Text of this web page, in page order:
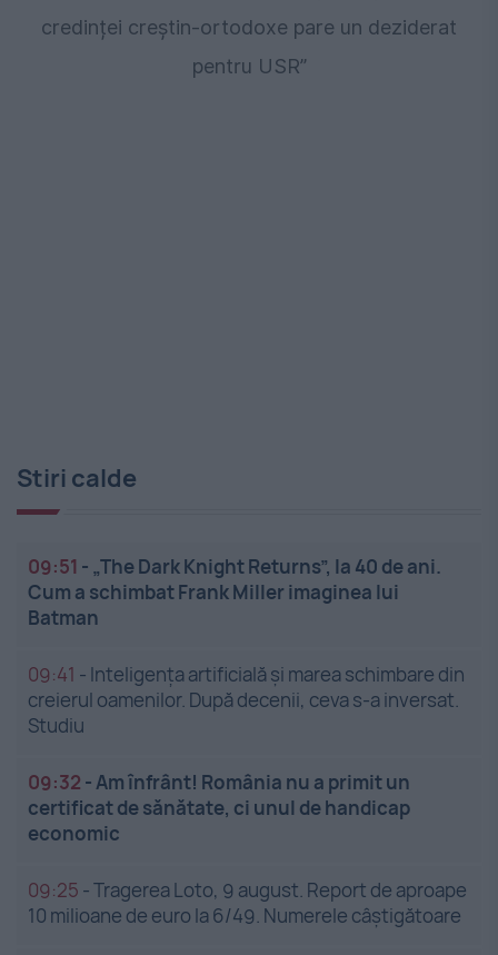
credinței creștin-ortodoxe pare un deziderat
pentru USR”
Stiri calde
09:51 - „The Dark Knight Returns”, la 40 de ani.
Cum a schimbat Frank Miller imaginea lui
Batman
09:41 - Inteligența artificială și marea schimbare din
creierul oamenilor. După decenii, ceva s-a inversat.
Studiu
09:32 - Am înfrânt! România nu a primit un
certificat de sănătate, ci unul de handicap
economic
09:25 -Tragerea Loto, 9 august. Report de aproape
10 milioane de euro la 6/49. Numerele câștigătoare